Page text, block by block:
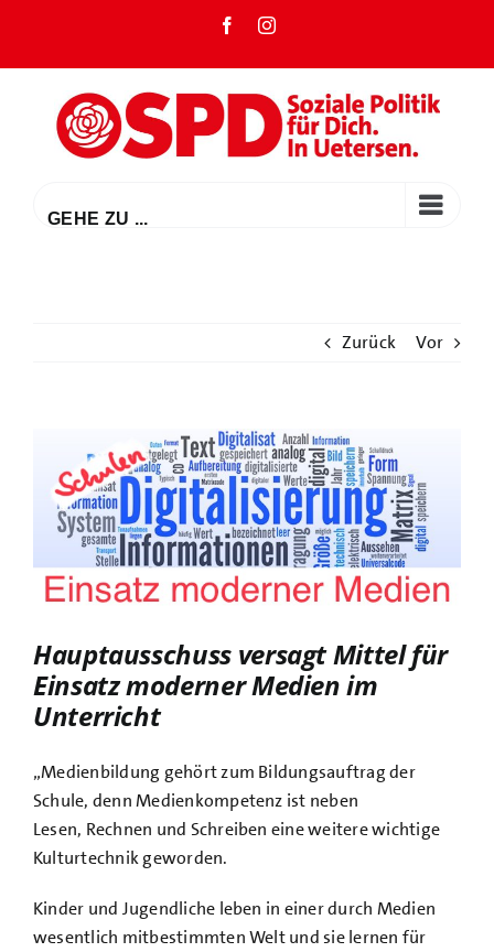
springen
FacebookInstagram
GEHE ZU ...
Zurück Vor
grösseres
Bild
Hauptausschuss versagt Mittel für
Einsatz moderner Medien im
Unterricht
„Medienbildung gehört zum Bildungsauftrag der
Schule, denn Medienkompetenz ist neben
Lesen, Rechnen und Schreiben eine weitere wichtige
Kulturtechnik geworden.
Kinder und Jugendliche leben in einer durch Medien
wesentlich mitbestimmten Welt und sie lernen für